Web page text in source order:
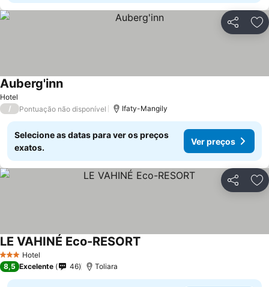
Partilhar
Hotel
Auberg'inn
/ Pontuação não disponível Ifaty-Mangily
Selecione as datas para ver os preços
exatos.
Ver preços
Partilhar
3 EstrelasHotel
LE VAHINÉ Eco-RESORT
8,5 Excelente 46 Toliara